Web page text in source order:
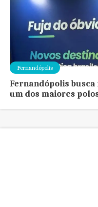
Fernandópolis
Fernandópolis
um dos maiores